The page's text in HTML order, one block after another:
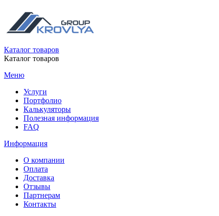
Каталог товаров
Каталог товаров
Меню
Услуги
Портфолио
Калькуляторы
Полезная информация
FAQ
Информация
О компании
Оплата
Доставка
Отзывы
Партнерам
Контакты